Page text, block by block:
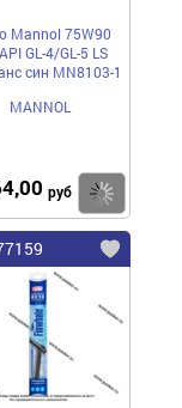
Mannol 75W90
GL-4/GL-5 LS
син MN8103-1
MANNOL
руб